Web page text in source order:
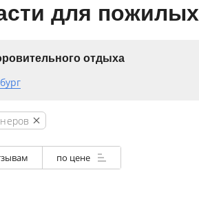
для пожилых
отдыха
по цене